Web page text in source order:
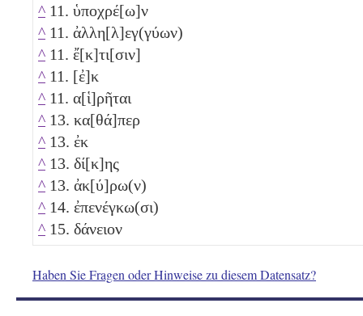
^ 11. ὑποχρέ[ω]ν
^ 11. ἀλλη[λ]εγ(γύων)
^ 11. ἔ[κ]τι[σιν]
^ 11. [ἐ]κ
^ 11. α[ἱ]ρῆται
^ 13. κα[θά]περ
^ 13. ἐκ
^ 13. δί[κ]ης
^ 13. ἀκ[ύ]ρω(ν)
^ 14. ἐπενέγκω(σι)
^ 15. δάνειον
Haben Sie Fragen oder Hinweise zu diesem Datensatz?